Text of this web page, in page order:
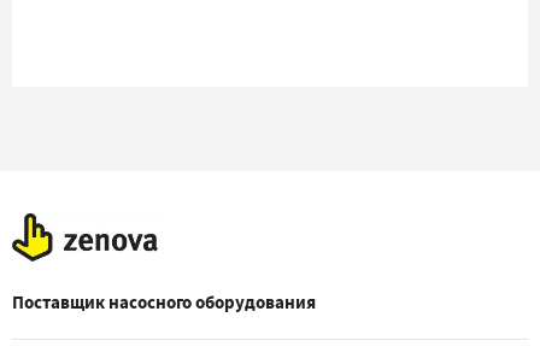
Поставщик насосного оборудования